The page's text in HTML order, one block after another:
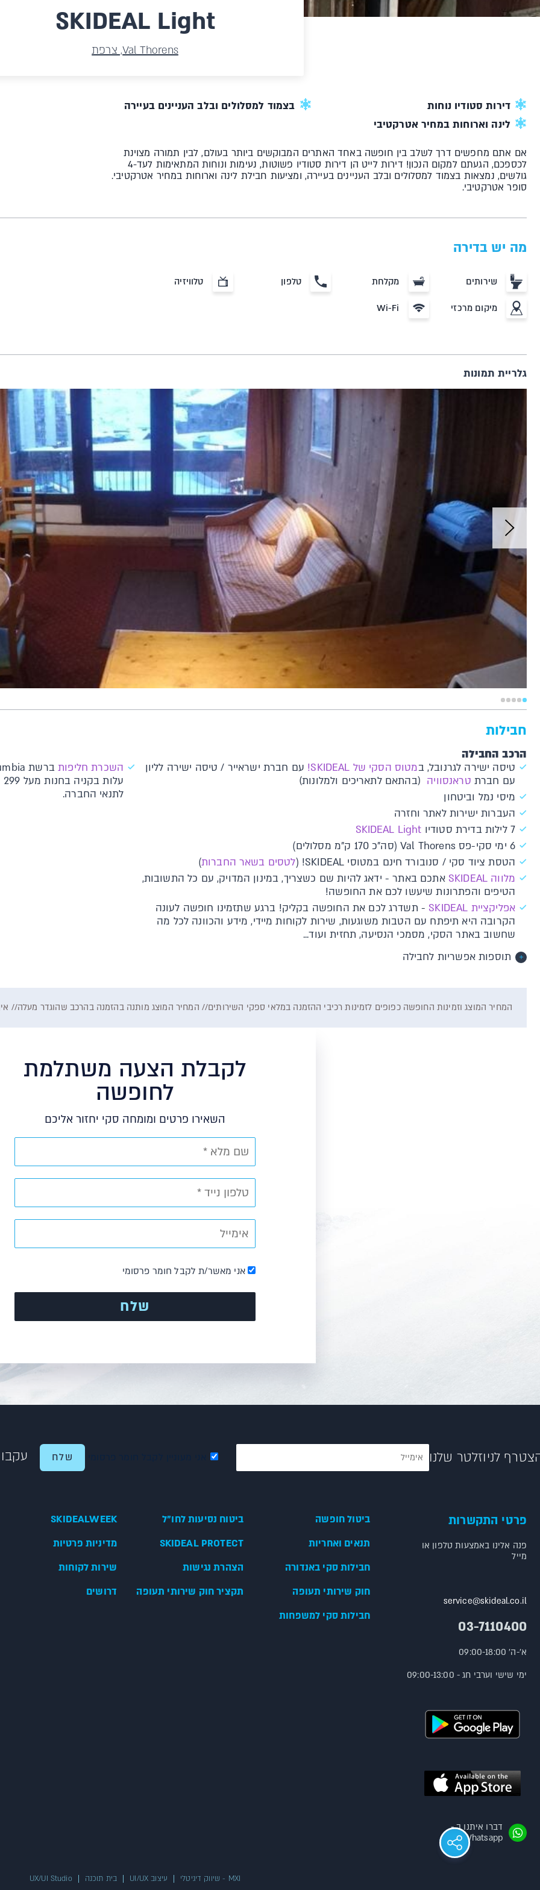
SKIDEAL Light
Val Thorens, צרפת
דירות סטודיו נוחות
בצמוד למסלולים ובלב העניינים בעיירה
לינה וארוחות במחיר אטרקטיבי
אם אתם מחפשים דרך לשלב בין חופשה באחד האתרים המבוקשים ביותר בעולם, לבין תמורה מצוינת
לכספכם, הגעתם למקום הנכון! דירות לייט הן דירות סטודיו פשוטות, נעימות ונוחות המתאימות לעד-4
גולשים, נמצאות בצמוד למסלולים ובלב העניינים בעיירה, ומציעות חבילת לינה וארוחות במחיר אטרקטיבי.
סופר אטרקטיבי.
מה יש בדירה
שירותים מקלחת טלפון טלוויזיה
מיקום מרכזי Wi-Fi
גלריית תמונות
חבילות
הרכב החבילה
טיסה ישירה לגרנובל, במטוס הסקי של SKIDEAL!
עם חברת ישראייר / טיסה ישירה לליון
עם חברת טראנסוויה (בהתאם לתאריכים ולמלונות)
מיסי נמל וביטחון
העברות ישירות לאתר וחזרה
7 לילות בדירת סטודיו
SKIDEAL Light
6 ימי סקי-פס Val Thorens (סה"כ 170 ק"מ מסלולים)
הטסת ציוד סקי / סנובורד חינם במטוסי SKIDEAL! (
לטסים בשאר החברות)
מלווה SKIDEAL
אתכם באתר - ידאג להיות שם כשצריך, במינון המדויק, עם כל התשובות,
הטיפים והפתרונות שיעשו לכם את החופשה!
אפליקציית SKIDEAL
- תשדרג לכם את החופשה בקליק! ברגע שתזמינו חופשה לעונה
הקרובה היא תיפתח עם הטבות משוגעות, שירות לקוחות מיידי, מידע והכוונה לכל מה
שחשוב באתר הסקי, מסמכי הנסיעה, תחזית ועוד...
השכרת חליפות
לתנאי החברה.
תוספות אפשריות לחבילה
המחיר המוצג וזמינות החופשה כפופים לזמינות רכיבי ההזמנה במלאי ספקי השירותים// המחיר המוצג מותנה בהזמנה בהרכב שהוגדר מעלה//
לקבלת הצעה משתלמת
לחופשה
השאירו פרטים ומומחה סקי יחזור אליכם
אני מאשר/ת לקבל חומר פרסומי
לניוזלטר שלנו
פרטי התקשרות
פנה אלינו באמצעות טלפון או
מייל
service@skideal.co.il
03-7110400
א'-ה' 09:00-18:00
ימי שישי וערבי חג - 09:00-13:00
דברו איתנו ב -
Whatsapp
ביטול חופשה ביטוח נסיעות לחו"ל SKIDEALWEEK
תנאים ואחריות
SKIDEAL PROTECT מדיניות פרטיות
חבילות סקי באנדורה
הצהרת נגישות שירות לקוחות
חוק שירותי תעופה
תקציר חוק שירותי תעופה דרושים
חבילות סקי למשפחות
UX/UI Studio בית תוכנה עיצוב UI/UX MXI - שיווק דיגיטלי